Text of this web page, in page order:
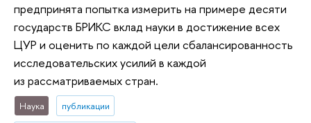
предпринята попытка измерить на примере десяти
государств БРИКС вклад науки в достижение всех
ЦУР и оценить по каждой цели сбалансированность
исследовательских усилий в каждой
из рассматриваемых стран.
Наука публикации